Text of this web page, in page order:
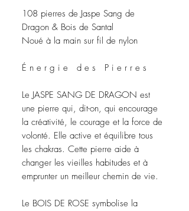
108 pierres de Jaspe Sang de
Dragon & Bois de Santal
Noué à la main sur fil de nylon
É n e r g i e d e s P i e r r e s
Le JASPE SANG DE DRAGON est
une pierre qui, dit-on, qui encourage
la créativité, le courage et la force de
volonté. Elle active et équilibre tous
les chakras. Cette pierre aide à
changer les vieilles habitudes et à
emprunter un meilleur chemin de vie.
Le BOIS DE ROSE symbolise la